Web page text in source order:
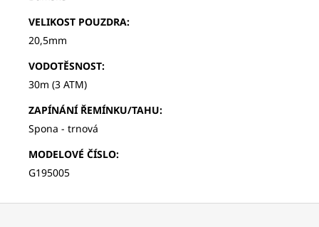
VELIKOST POUZDRA:
20,5mm
VODOTĚSNOST:
30m (3 ATM)
ZAPÍNÁNÍ ŘEMÍNKU/TAHU:
Spona - trnová
MODELOVÉ ČÍSLO:
G195005
Z